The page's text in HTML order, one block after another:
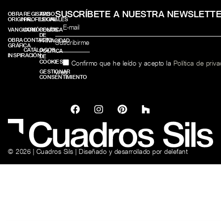
OBRA
ORIGINAL
VANGUARD
OBRA
GRÁFICA
INSPIRACIÓN
REGISTRO
PROFESIONALES
CONÓCENOS
CONTACTO
CATÁLOGOS
AVISO
LEGAL
POLÍTICA
DE
PRIVACIDAD
POLÍTICA
DE
COOKIES
GESTIONAR
CONSENTIMIENTO
SUSCRÍBETE A NUESTRA
Confirmo que he leído y acepto la Política de
web.
© 2026 | Cuadros Sils | Diseñado y desarrollado por delefant